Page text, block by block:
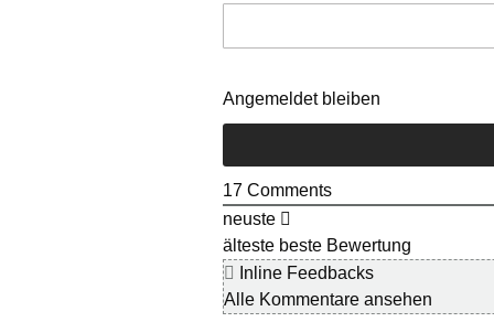
Angemeldet bleiben
17 Comments
neuste
älteste beste Bewertung
Inline Feedbacks
Alle Kommentare ansehen